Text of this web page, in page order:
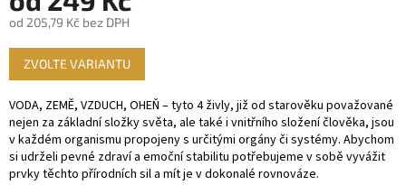
od 205,79 Kč bez DPH
Měrná
cena:
ZVOLTE VARIANTU
VODA, ZEMĚ, VZDUCH, OHEŇ – tyto 4 živly, již od starověku považované
nejen za základní složky světa, ale také i vnitřního složení člověka, jsou
v každém organismu propojeny s určitými orgány či systémy. Abychom
si udrželi pevné zdraví a emoční stabilitu potřebujeme v sobě vyvážit
prvky těchto přírodních sil a mít je v dokonalé rovnováze.